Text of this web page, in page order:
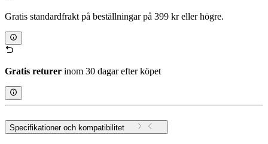
Gratis standardfrakt på beställningar på 399 kr eller högre.
Gratis returer inom 30 dagar efter köpet
Specifikationer och kompatibilitet